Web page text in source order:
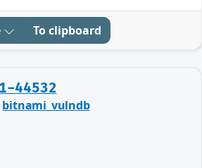
To clipboard
44532
bitnami_vulndb